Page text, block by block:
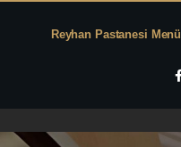
Reyhan Pastanesi Menü